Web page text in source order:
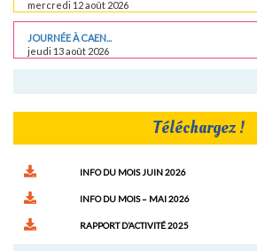
mercredi 12 août 2026
JOURNÉE À CAEN...
jeudi 13 août 2026
Téléchargez !
INFO DU MOIS JUIN 2026
INFO DU MOIS – MAI 2026
RAPPORT D’ACTIVITÉ 2025